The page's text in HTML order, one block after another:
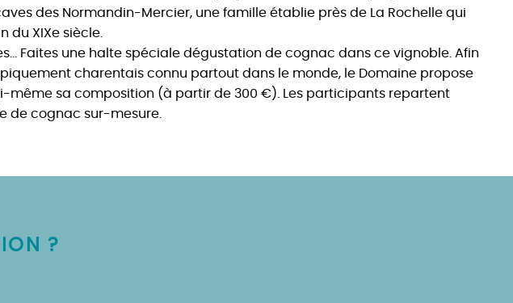
des Normandin-Mercier, une famille établie près de La Rochelle qui
du XIXe siècle.
Faites une halte spéciale dégustation de cognac dans ce vignoble. Afin
charentais connu partout dans le monde, le Domaine propose
même sa composition (à partir de 300 €). Les participants repartent
de cognac sur-mesure.
?